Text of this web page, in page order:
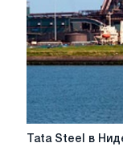
Tata
Tata Steel в